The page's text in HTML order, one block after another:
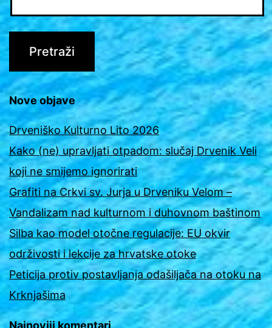
Nove objave
Drveniško Kulturno Lito 2026
Kako (ne) upravljati otpadom: slučaj Drvenik Veli
koji ne smijemo ignorirati
Grafiti na Crkvi sv. Jurja u Drveniku Velom –
Vandalizam nad kulturnom i duhovnom baštinom
Silba kao model otočne regulacije: EU okvir
održivosti i lekcije za hrvatske otoke
Peticija protiv postavljanja odašiljača na otoku na
Krknjašima
Najnoviji komentari